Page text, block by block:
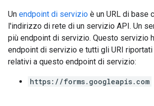
Un endpoint di servizio è un URL di base
l'indirizzo di rete di un servizio API. Un
più endpoint di servizio. Questo servizio
endpoint di servizio e tutti gli URI
relativi a questo endpoint di servizio:
https://forms.googleapis.com